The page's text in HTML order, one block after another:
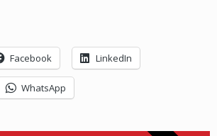
Facebook LinkedIn
WhatsApp